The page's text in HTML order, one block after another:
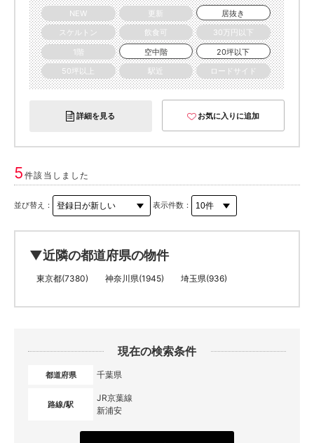
NEW
更新
居抜き
スケルトン
飲食可
30万円以下
1階
空中階
20坪以下
50坪以上
駅近 ロードサイド
詳細を見る お気に入りに追加
5件該当しました
並び替え： 表示件数：
▼近隣の都道府県の物件
東京都(7380) 神奈川県(1945) 埼玉県(936)
現在の検索条件
都道府県 千葉県
路線/駅
JR京葉線
新浦安